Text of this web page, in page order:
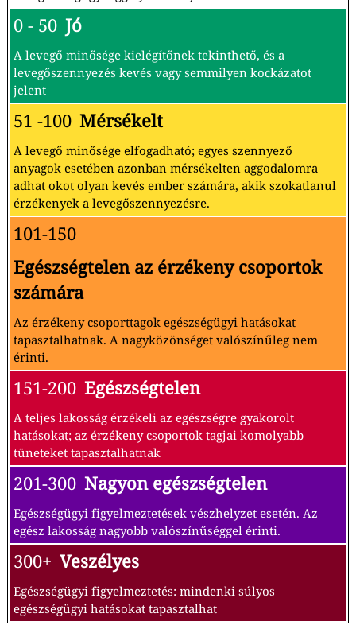
0 - 50 Jó
A levegő minősége kielégítőnek tekinthető, és a
levegőszennyezés kevés vagy semmilyen kockázatot
jelent
51 -100 Mérsékelt
A levegő minősége elfogadható; egyes szennyező
anyagok esetében azonban mérsékelten aggodalomra
adhat okot olyan kevés ember számára, akik szokatlanul
érzékenyek a levegőszennyezésre.
101-150
Egészségtelen az érzékeny csoportok
számára
Az érzékeny csoporttagok egészségügyi hatásokat
tapasztalhatnak. A nagyközönséget valószínűleg nem
érinti.
151-200 Egészségtelen
A teljes lakosság érzékeli az egészségre gyakorolt
hatásokat; az érzékeny csoportok tagjai komolyabb
tüneteket tapasztalhatnak
201-300 Nagyon egészségtelen
Egészségügyi figyelmeztetések vészhelyzet esetén. Az
egész lakosság nagyobb valószínűséggel érinti.
300+ Veszélyes
Egészségügyi figyelmeztetés: mindenki súlyos
egészségügyi hatásokat tapasztalhat